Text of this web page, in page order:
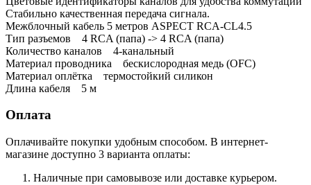
Стабильно качественная передача сигнала.
Межблочный кабель 5 метров ASPECT RCA-CL4.5
Тип разъемов 4 RCA (папа) -> 4 RCA (папа)
Количество каналов 4-канальный
Материал проводника бескислородная медь (OFC)
Материал оплётка термостойкий силикон
Длина кабеля 5 м
Оплата
Оплачивайте покупки удобным способом. В интернет-
магазине доступно 3 варианта оплаты:
Наличные при самовывозе или доставке курьером.